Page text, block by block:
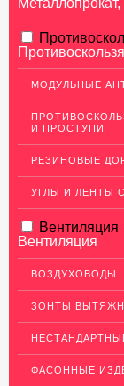
Металлопрокат,
АЛЮМИНИЕВЫЙ
НЕРЖАВЕЮЩАЯ
МЕДНЫЙ
ЛАТУННЫЙ
ДЕКОР
ОГРАЖДЕНИЯ
ЭЛЕКТРОДЫ
ДЕКОРАТИВНЫЙ
Уголок латунный
Уголок медный
Уголок
МОДУЛЬНЫЕ
И ПРОСТУПИ
РЕЗИНОВЫЕ
УГЛЫ И ЛЕНТЫ
Вентиляция
Вентиляция
ВОЗДУХОВОДЫ
ЗОНТЫ
ФАСОННЫЕ